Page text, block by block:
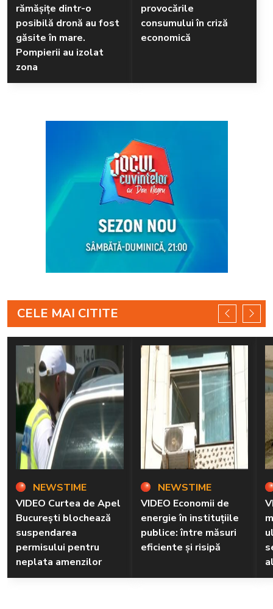
rămăşiţe dintr-o
posibilă dronă au fost
găsite în mare.
Pompierii au izolat
zona
provocările
consumului în criză
economică
CELE MAI CITITE
NEWSTIME
VIDEO Curtea de Apel
București blochează
suspendarea
permisului pentru
neplata amenzilor
NEWSTIME
VIDEO Economii de
energie în instituțiile
publice: între măsuri
eficiente și risipă